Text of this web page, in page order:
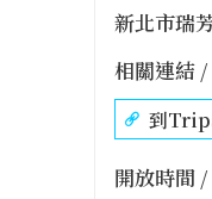
新北市瑞
相關連結 /
到
開放時間 /